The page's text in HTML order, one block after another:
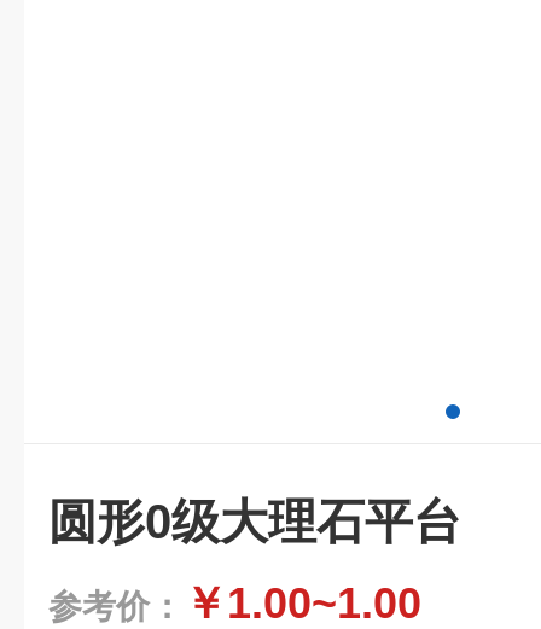
圆形0级大理石平台
参考价： ￥1.00~1.00